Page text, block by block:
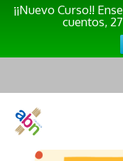
¡¡Nuevo Curso!!
cuentos,
contenido